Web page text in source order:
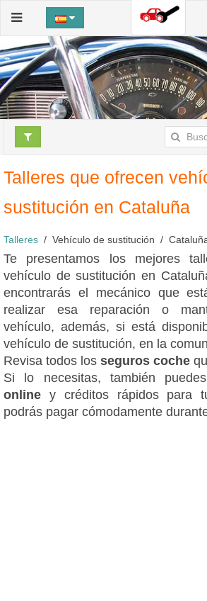
Talleres que ofrecen
sustitución en Cataluña
Talleres Vehículo de sustitución
Te presentamos los mejores
vehículo de sustitución en
encontrarás el mecánico que
realizar esa reparación o
vehículo, además, si está
vehículo de sustitución, en la
Revisa todos los seguros coche
Si lo necesitas, también
online y créditos rápidos para
podrás pagar cómodamente